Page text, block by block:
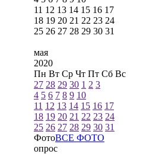
11 12 13 14 15 16 17
18 19 20 21 22 23 24
25 26 27 28 29 30 31
мая
2020
Пн Вт Ср Чт Пт Сб Вс
27 28 29 30 1 2 3
4 5 6 7 8 9 10
11 12 13 14 15 16 17
18 19 20 21 22 23 24
25 26 27 28 29 30 31
ФотоВСЕ ФОТО
опрос